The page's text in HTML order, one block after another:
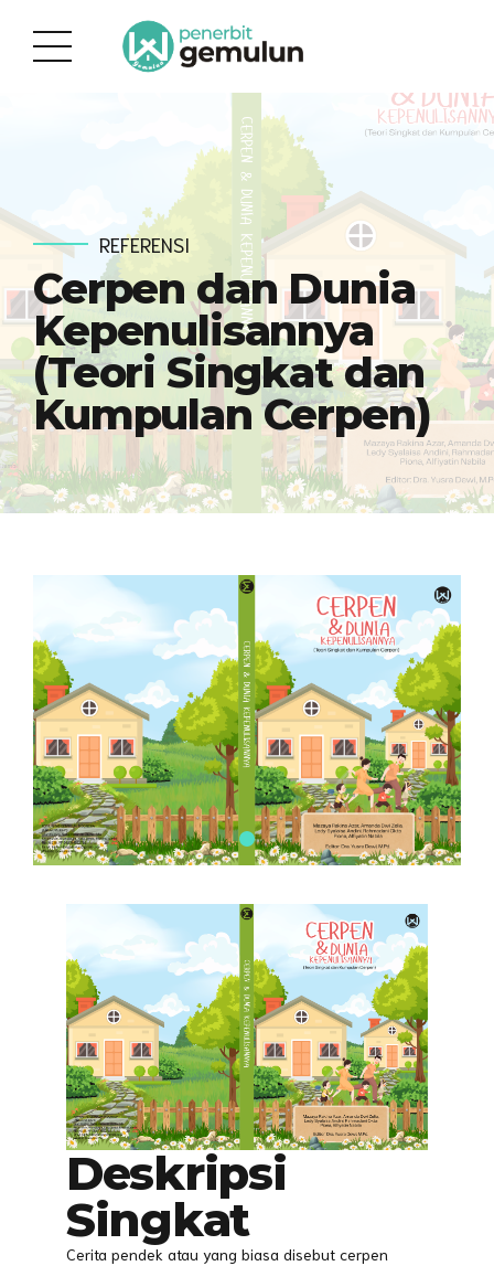
REFERENSI
Cerpen dan Dunia
Kepenulisannya
(Teori Singkat dan
Kumpulan Cerpen)
Deskripsi
Singkat
Cerita pendek atau yang biasa disebut cerpen